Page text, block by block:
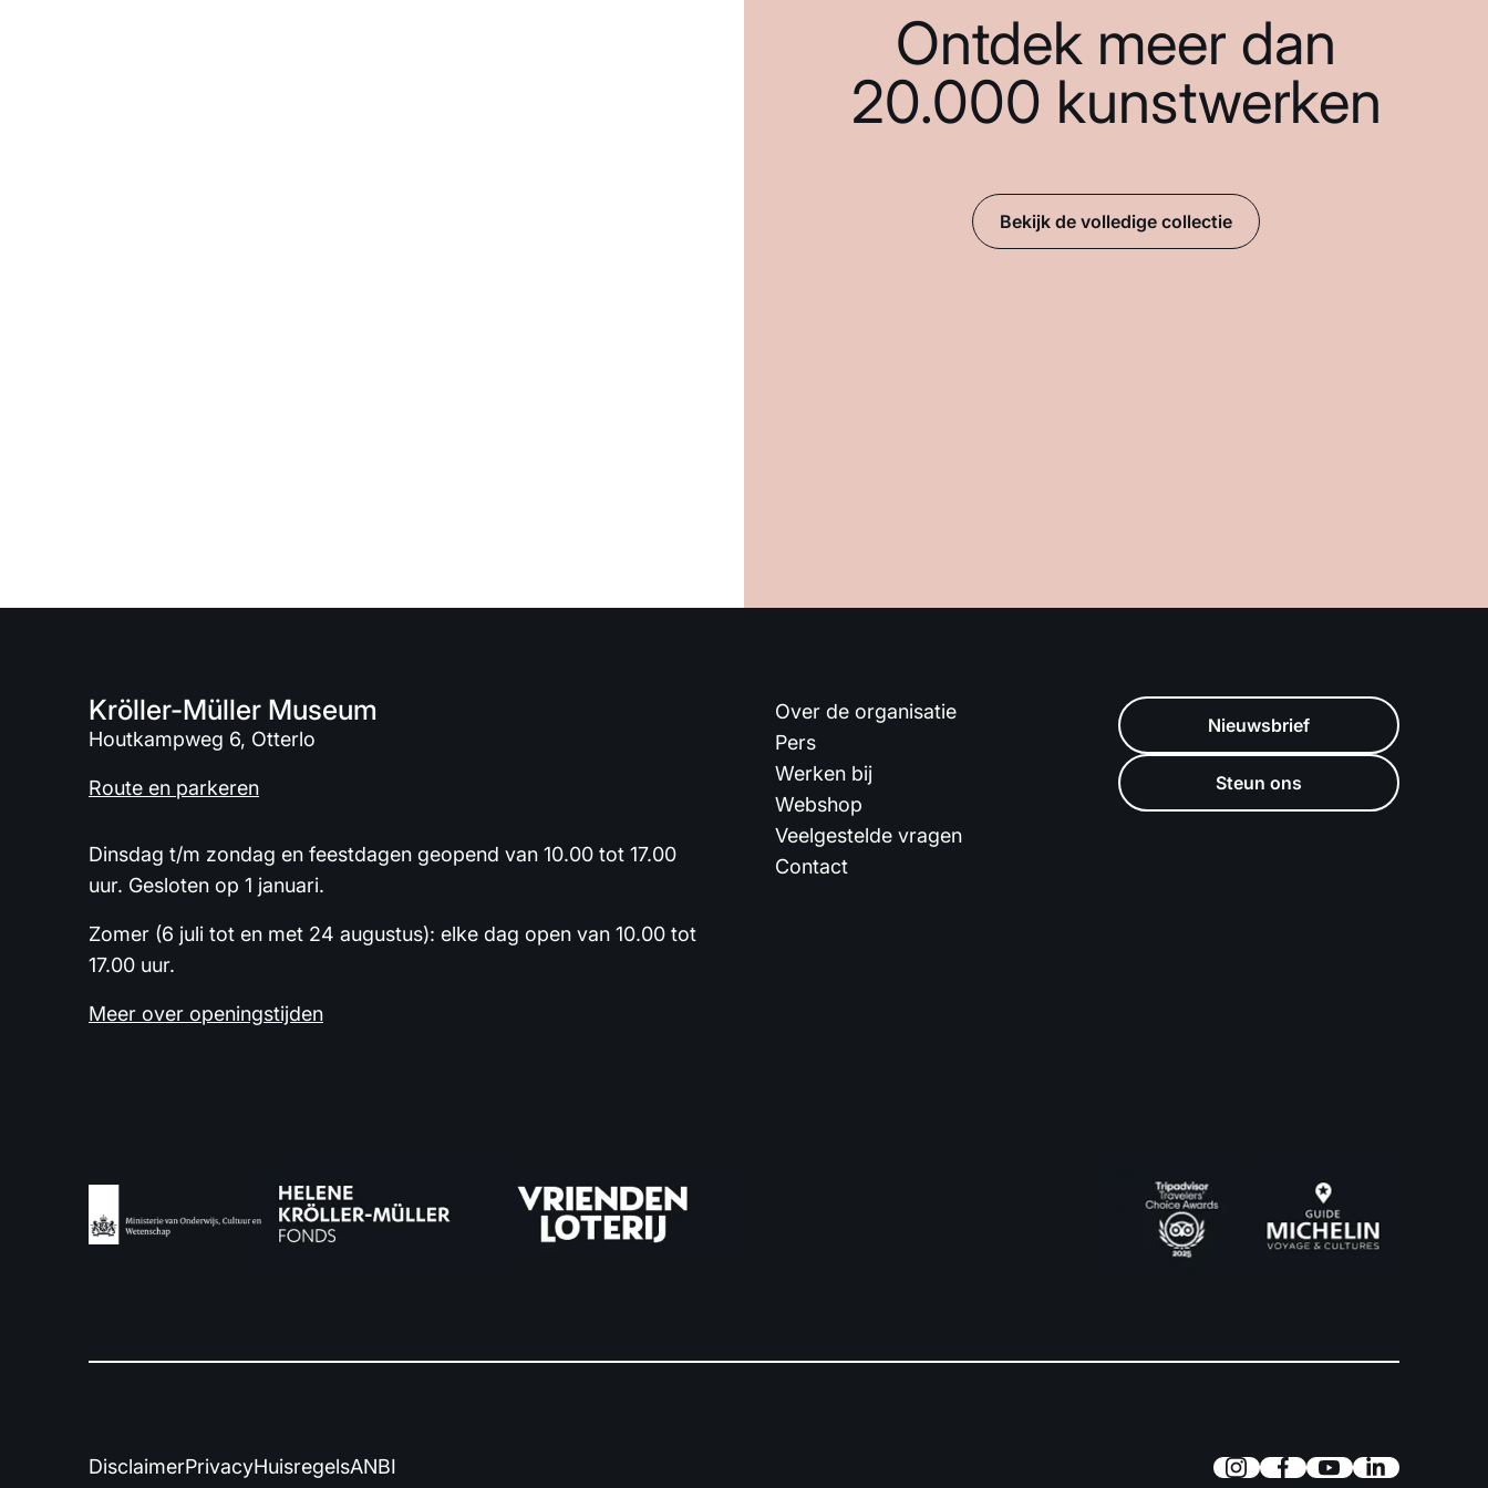
Ontdek meer dan
20.000 kunstwerken
Bekijk de volledige collectie
Kröller-Müller Museum
Houtkampweg 6, Otterlo
Route en parkeren
Dinsdag t/m zondag en feestdagen geopend van 10.00 tot 17.00
uur. Gesloten op 1 januari.
Zomer (6 juli tot en met 24 augustus): elke dag open van 10.00 tot
17.00 uur.
Meer over openingstijden
Over de organisatie
Pers
Werken bij
Webshop
Veelgestelde vragen
Contact
Nieuwsbrief
Steun ons
DisclaimerPrivacyHuisregelsANBI